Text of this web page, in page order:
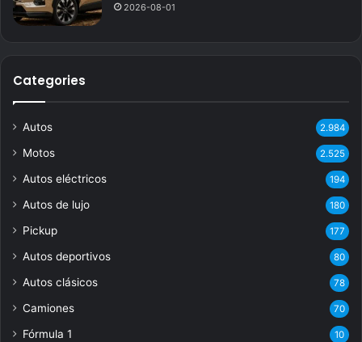
2026-08-01
Categories
Autos 2.984
Motos 2.525
Autos eléctricos 194
Autos de lujo 180
Pickup 177
Autos deportivos 80
Autos clásicos 78
Camiones 70
Fórmula 1 10